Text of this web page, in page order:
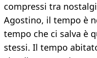
compressi tra
Agostino, il tempo è
tempo che ci salva è
stessi. Il tempo